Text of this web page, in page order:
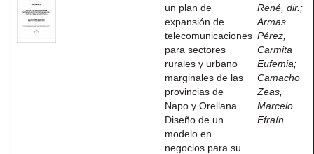
un plan de
expansión de
telecomunicaciones
para sectores
rurales y urbano
marginales de las
provincias de
Napo y Orellana.
Diseño de un
modelo en
negocios para su
René, dir. ;
Armas
Pérez,
Carmita
Eufemia;
Camacho
Zeas,
Marcelo
Efraín